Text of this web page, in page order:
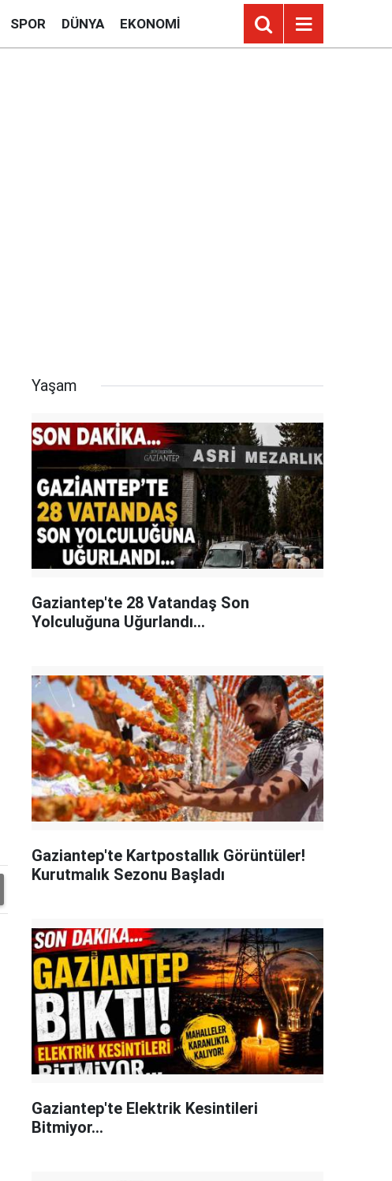
SPOR DÜNYA EKONOMI
Yaşam
Gaziantep'te 28 Vatandaş Son
Yolculuğuna Uğurlandı...
Gaziantep'te Kartpostallık Görüntüler!
Kurutmalık Sezonu Başladı
Gaziantep'te Elektrik Kesintileri
Bitmiyor...